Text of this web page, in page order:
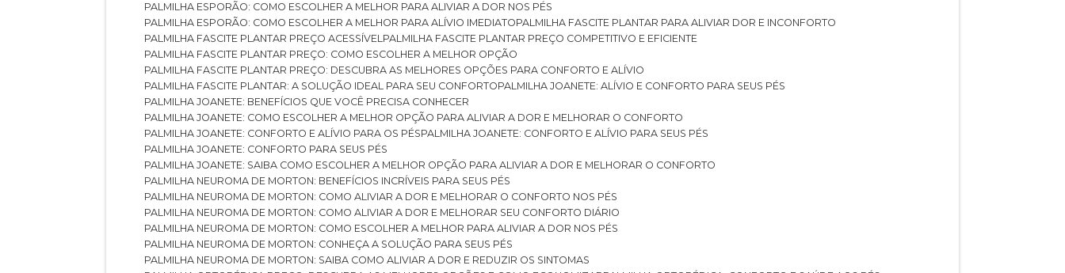
PALMILHA ESPORÃO: COMO ESCOLHER A MELHOR PARA ALIVIAR A DOR NOS PÉS
PALMILHA ESPORÃO: COMO ESCOLHER A MELHOR PARA ALÍVIO IMEDIATO
PALMILHA FASCITE PLANTAR PARA ALIVIAR DOR E INCONFORTO
PALMILHA FASCITE PLANTAR PREÇO ACESSÍVEL PALMILHA FASCITE PLANTAR PREÇO COMPETITIVO E EFICIENTE
PALMILHA FASCITE PLANTAR PREÇO: COMO ESCOLHER A MELHOR OPÇÃO
PALMILHA FASCITE PLANTAR PREÇO: DESCUBRA AS MELHORES OPÇÕES PARA CONFORTO E ALÍVIO
PALMILHA FASCITE PLANTAR: A SOLUÇÃO IDEAL PARA SEU CONFORTO
PALMILHA JOANETE: ALÍVIO E CONFORTO PARA SEUS PÉS
PALMILHA JOANETE: BENEFÍCIOS QUE VOCÊ PRECISA CONHECER
PALMILHA JOANETE: COMO ESCOLHER A MELHOR OPÇÃO PARA ALIVIAR A DOR E MELHORAR O CONFORTO
PALMILHA JOANETE: CONFORTO E ALÍVIO PARA OS PÉS
PALMILHA JOANETE: CONFORTO E ALÍVIO PARA SEUS PÉS
PALMILHA JOANETE: CONFORTO PARA SEUS PÉS
PALMILHA JOANETE: SAIBA COMO ESCOLHER A MELHOR OPÇÃO PARA ALIVIAR A DOR E MELHORAR O CONFORTO
PALMILHA NEUROMA DE MORTON: BENEFÍCIOS INCRÍVEIS PARA SEUS PÉS
PALMILHA NEUROMA DE MORTON: COMO ALIVIAR A DOR E MELHORAR O CONFORTO NOS PÉS
PALMILHA NEUROMA DE MORTON: COMO ALIVIAR A DOR E MELHORAR SEU CONFORTO DIÁRIO
PALMILHA NEUROMA DE MORTON: COMO ESCOLHER A MELHOR PARA ALIVIAR A DOR NOS PÉS
PALMILHA NEUROMA DE MORTON: CONHEÇA A SOLUÇÃO PARA SEUS PÉS
PALMILHA NEUROMA DE MORTON: SAIBA COMO ALIVIAR A DOR E REDUZIR OS SINTOMAS